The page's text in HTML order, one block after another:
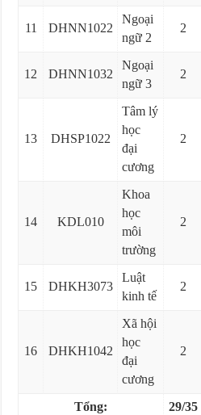
11 DHNN1022
Ngoại
ngữ 2
2
12 DHNN1032
Ngoại
ngữ 3
2
13 DHSP1022
Tâm lý
học
đại
cương
2
14 KDL010
Khoa
học
môi
trường
2
15 DHKH3073
Luật
kinh tế
2
16 DHKH1042
Xã hội
học
đại
cương
2
Tổng: 29/35